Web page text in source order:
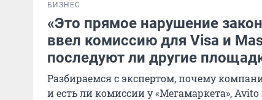
БИЗНЕС
«Это прямое нарушение
ввел комиссию для Visa и
последуют ли другие
Разбираемся с экспертом, почему
и есть ли комиссии у «Мегамаркета»,